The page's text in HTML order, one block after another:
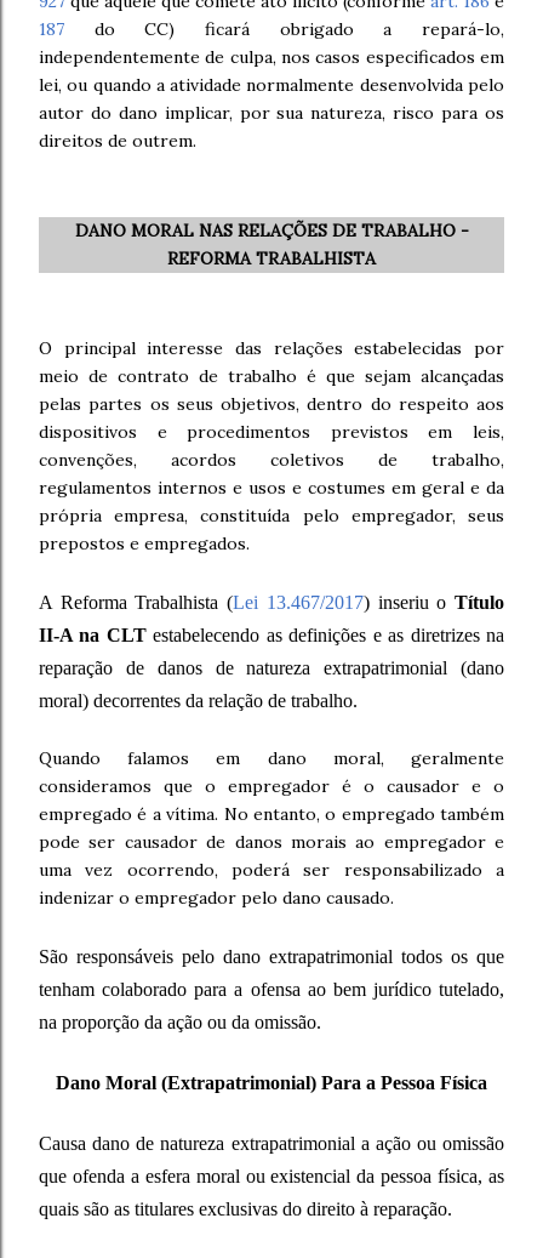
187 do CC) ficará obrigado a repará-lo,
independentemente de culpa, nos casos especificados em
lei, ou quando a atividade normalmente desenvolvida pelo
autor do dano implicar, por sua natureza, risco para os
direitos de outrem.
DANO MORAL NAS RELAÇÕES DE TRABALHO -
REFORMA TRABALHISTA
O principal interesse das relações estabelecidas por
meio de contrato de trabalho é que sejam alcançadas
pelas partes os seus objetivos, dentro do respeito aos
dispositivos e procedimentos previstos em leis,
convenções, acordos coletivos de trabalho,
regulamentos internos e usos e costumes em geral e da
própria empresa, constituída pelo empregador, seus
prepostos e empregados.
A Reforma Trabalhista (Lei 13.467/2017) inseriu oTítulo
II-A na CLTestabelecendo as definições e as diretrizes na
reparação de danos de natureza extrapatrimonial (dano
moral) decorrentes da relação de trabalho.
Quando falamos em dano moral, geralmente
consideramos que o empregador é o causador e o
empregado é a vítima. No entanto, o empregado também
pode ser causador de danos morais ao empregador e
uma vez ocorrendo, poderá ser responsabilizado a
indenizar o empregador pelo dano causado.
São responsáveis pelo dano extrapatrimonial todos os que
tenham colaborado para a ofensa ao bem jurídico tutelado,
na proporção da ação ou da omissão.
Dano Moral (Extrapatrimonial) Para a Pessoa Física
Causa dano de natureza extrapatrimonial a ação ou omissão
que ofenda a esfera moral ou existencial da pessoa física, as
quais são as titulares exclusivas do direito à reparação.